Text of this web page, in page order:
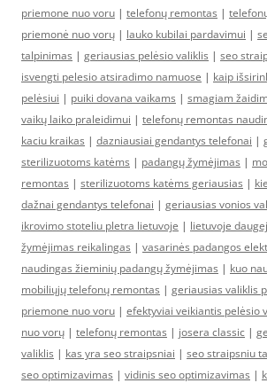
priemone nuo voru | telefonų remontas |
priemonė nuo vorų | lauko kubilai pardavimui |
talpinimas | geriausias pelėsio valiklis | seo
isvengti pelesio atsiradimo namuose | kaip
pelėsiui | puiki dovana vaikams | smagiam
vaikų laiko praleidimui | telefonų remontas
kaciu kraikas | dazniausiai gendantys telefonai |
sterilizuotoms katėms | padangų žymėjimas |
remontas | sterilizuotoms katėms geriausias |
dažnai gendantys telefonai | geriausias vonios
ikrovimo stoteliu pletra lietuvoje | lietuvoje
žymėjimas reikalingas | vasarinės padangos
naudingas žieminių padangų žymėjimas | kuo
mobiliųjų telefonų remontas | geriausias valiklis
priemone nuo voru | efektyviai veikiantis pelėsio
nuo vorų | telefonų remontas | josera classic |
valiklis | kas yra seo straipsniai | seo straipsniu
seo optimizavimas | vidinis seo optimizavimas |